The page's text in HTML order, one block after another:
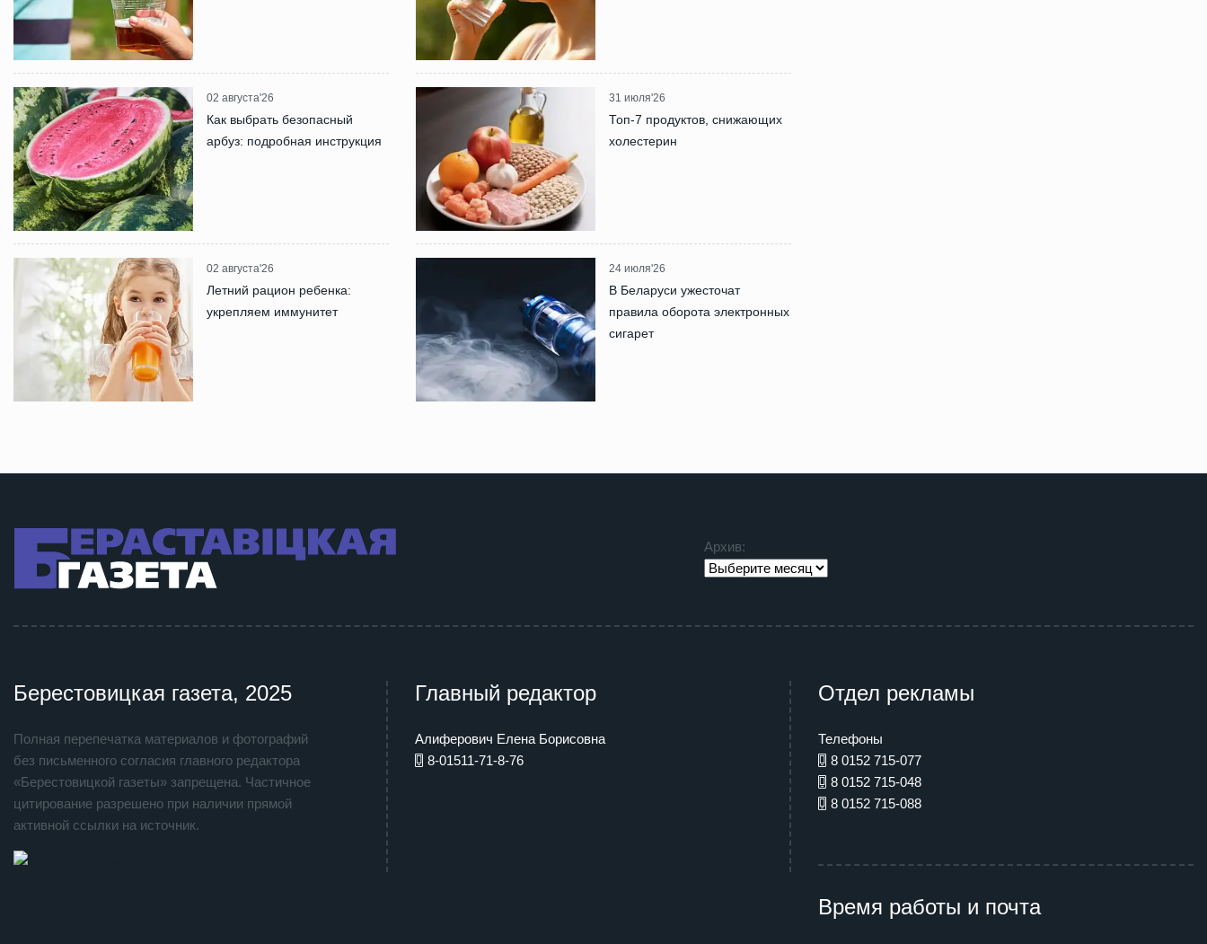
02 августа'26
Как выбрать безопасный
арбуз: подробная инструкция
02 августа'26
Летний рацион ребенка:
укрепляем иммунитет
31 июля'26
Топ-7 продуктов, снижающих
холестерин
24 июля'26
В Беларуси ужесточат
правила оборота электронных
сигарет
Архив:
Берестовицкая газета, 2025
Полная перепечатка материалов и фотографий
без письменного согласия главного редактора
«Берестовицкой газеты» запрещена. Частичное
цитирование разрешено при наличии прямой
активной ссылки на источник.
Главный редактор
Алиферович Елена Борисовна
8-01511-71-8-76
Отдел рекламы
Телефоны
8 0152 715-077
8 0152 715-048
8 0152 715-088
Время работы и почта